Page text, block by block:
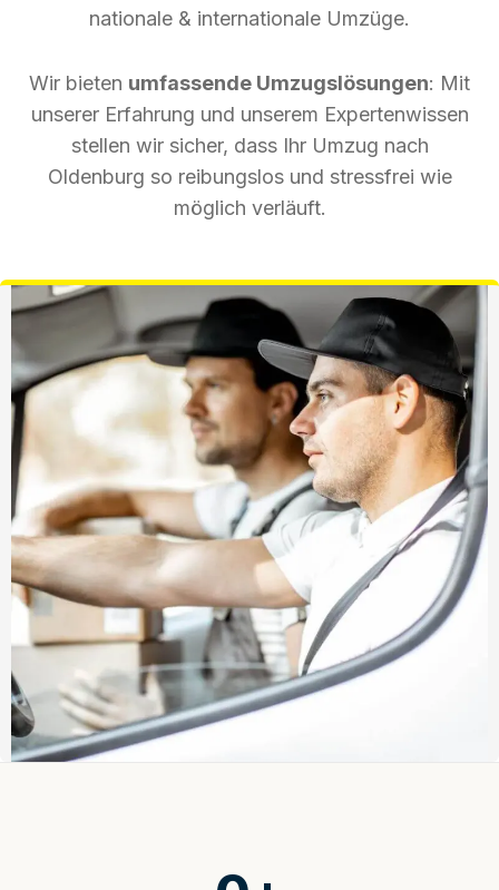
nationale & internationale Umzüge.
Wir bieten umfassende Umzugslösungen: Mit
unserer Erfahrung und unserem Expertenwissen
stellen wir sicher, dass Ihr Umzug nach
Oldenburg so reibungslos und stressfrei wie
möglich verläuft.